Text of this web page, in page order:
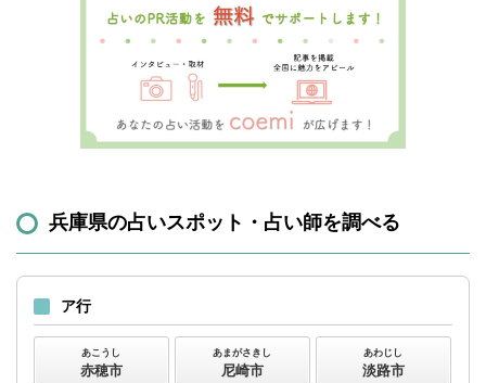
兵庫県の占いスポット・占い師を調べる
ア行
あこうし
赤穂市
あまがさきし
尼崎市
あわじし
淡路市